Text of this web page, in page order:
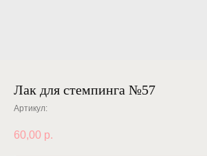
Лак для стемпинга №57
Артикул:
60,00 р.